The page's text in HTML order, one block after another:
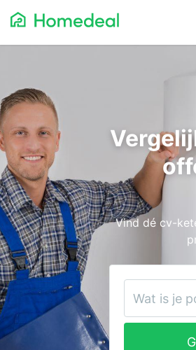
Asbest verwijderen
Dakbedekking
Dakkapel
Glas
Isolatie
Kozijnen
Laadpalen
Schilderwerk
Tuinaanleg
Vind dé cv-